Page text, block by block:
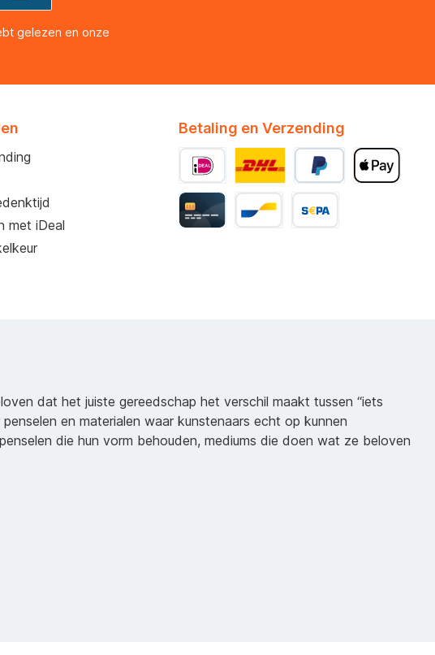
gelezen en onze
met iDeal
Betaling en Verzending
dat het juiste gereedschap het verschil maakt tussen “iets
en materialen waar kunstenaars echt op kunnen
die hun vorm behouden, mediums die doen wat ze beloven